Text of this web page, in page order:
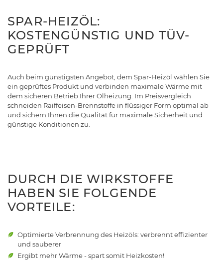
SPAR-HEIZÖL:
KOSTENGÜNSTIG UND TÜV-
GEPRÜFT
Auch beim günstigsten Angebot, dem Spar-Heizöl wählen Sie
ein geprüftes Produkt und verbinden maximale Wärme mit
dem sicheren Betrieb Ihrer Ölheizung. Im Preisvergleich
schneiden Raiffeisen-Brennstoffe in flüssiger Form optimal ab
und sichern Ihnen die Qualität für maximale Sicherheit und
günstige Konditionen zu.
DURCH DIE WIRKSTOFFE
HABEN SIE FOLGENDE
VORTEILE:
Optimierte Verbrennung des Heizöls: verbrennt effizienter
und sauberer
Ergibt mehr Wärme - spart somit Heizkosten!